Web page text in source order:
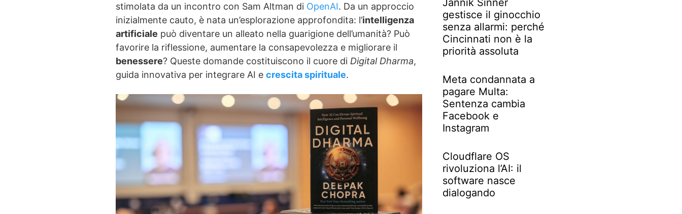
stimolata da un incontro con Sam Altman di OpenAI. Da un approccio
inizialmente cauto, è nata un’esplorazione approfondita: l’intelligenza
artificiale può diventare un alleato nella guarigione dell’umanità? Può
favorire la riflessione, aumentare la consapevolezza e migliorare il
benessere? Queste domande costituiscono il cuore di Digital Dharma,
guida innovativa per integrare AI e crescita spirituale.
Jannik Sinner
gestisce il ginocchio
senza allarmi: perché
Cincinnati non è la
priorità assoluta
Meta condannata a
pagare Multa:
Sentenza cambia
Facebook e
Instagram
Cloudflare OS
rivoluziona l’AI: il
software nasce
dialogando